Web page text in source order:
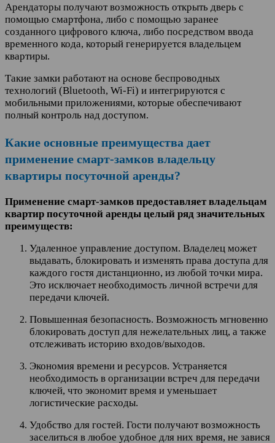
Арендаторы получают возможность открыть дверь с
помощью смартфона, либо с помощью заранее
созданного цифрового ключа, либо посредством ввода
временного кода, который генерируется владельцем
квартиры.
Такие замки работают на основе беспроводных
технологий (Bluetooth, Wi-Fi) и интегрируются с
мобильными приложениями, которые обеспечивают
полный контроль над доступом.
Какие основные преимущества дает
применение смарт-замков владельцу
квартиры посуточной аренды?
Применение смарт-замков предоставляет владельцам
квартир посуточной аренды целый ряд значительных
преимуществ:
Удаленное управление доступом. Владелец может
выдавать, блокировать и изменять права доступа для
каждого гостя дистанционно, из любой точки мира.
Это исключает необходимость личной встречи для
передачи ключей.
Повышенная безопасность. Возможность мгновенно
блокировать доступ для нежелательных лиц, а также
отслеживать историю входов/выходов.
Экономия времени и ресурсов. Устраняется
необходимость в организации встреч для передачи
ключей, что экономит время и уменьшает
логистические расходы.
Удобство для гостей. Гости получают возможность
заселиться в любое удобное для них время, не завися